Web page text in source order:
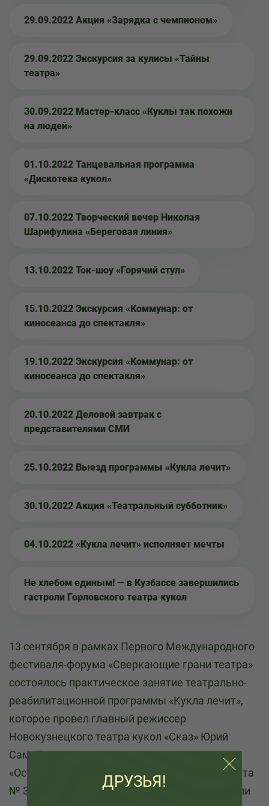
29.09.2022 Акция «Зарядка с чемпионом»
29.09.2022 Экскурсия за кулисы «Тайны
театра»
30.09.2022 Мастер-класс «Куклы так похожи
на людей»
01.10.2022 Танцевальная программа
«Дискотека кукол»
07.10.2022 Творческий вечер Николая
Шарифулина «Береговая линия»
13.10.2022 Ток-шоу «Горячий стул»
15.10.2022 Экскурсия «Коммунар: от
киносеанса до спектакля»
19.10.2022 Экскурсия «Коммунар: от
киносеанса до спектакля»
20.10.2022 Деловой завтрак с
представителями СМИ
25.10.2022 Выезд программы «Кукла лечит»
30.10.2022 Акция «Театральный субботник»
04.10.2022 «Кукла лечит» исполняет мечты
Не хлебом единым! — в Кузбассе завершились
гастроли Горловского театра кукол
13 сентября в рамках Первого Международного
фестиваля-форума «Сверкающие грани театра»
состоялось практическое занятие театрально-
реабилитационной программы «Кукла лечит»,
которое провел главный режиссер
Новокузнецкого театра кукол «Сказ» Юрий
Самойлов.
«Особые» дети, воспитанники Школы-интерната
№ 38 города Новокузнецка с восторгом делали
ДРУЗЬЯ!